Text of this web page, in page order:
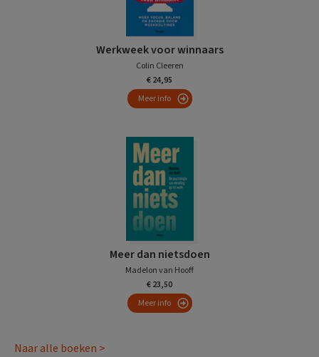
Werkweek voor winnaars
Colin Cleeren
€ 24,95
Meer info
Meer dan nietsdoen
Madelon van Hooff
€ 23,50
Meer info
Naar alle boeken >